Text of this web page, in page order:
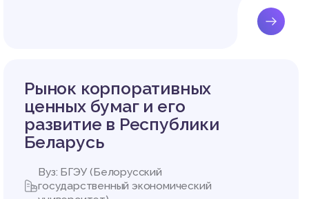
Рынок корпоративных
ценных бумаг и его
развитие в Республики
Беларусь
Вуз: БГЭУ (Белорусский
государственный экономический